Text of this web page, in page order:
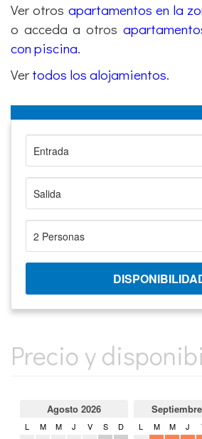
Ver otros apartamentos en la
o acceda a otros
con piscina.
Ver todos los alojamientos.
Precio y